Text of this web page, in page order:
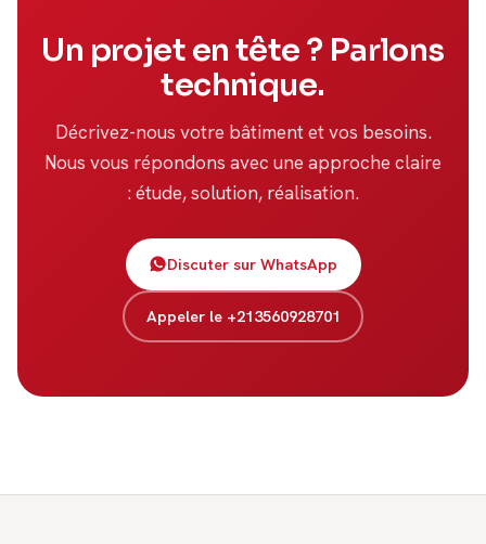
Un projet en tête ? Parlons
technique.
Décrivez-nous votre bâtiment et vos besoins.
Nous vous répondons avec une approche claire
: étude, solution, réalisation.
Discuter sur WhatsApp
Appeler le +213560928701